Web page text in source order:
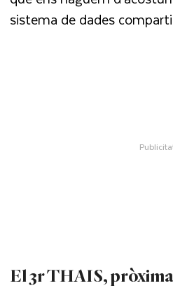
sistema de dades
El 3r THAIS,